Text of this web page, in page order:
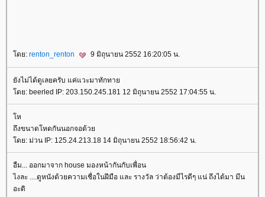
ดย: renton_renton 9 มิถุนายน 2552 16:20:05 น.
ังไม่ได้ดูเลยครับ แค่แวะมาทักทา
ดย: beerled IP: 203.150.245.181 12 มิถุนายน 2552 17:04:55 น.
ห
ถึงขนาดโหดกันนอกจอด้ว
ดย: ม่วน IP: 125.24.213.18 14 มิถุนายน 2552 18:56:42 น.
อืม... ออกมาจาก house มองหน้ากันกับเพื่อน
ไงละ ....ดูหนังด้วยความเชื่อในฝีมือ และ รางวัล ว่าต้องมีไรดีๆ แน่ ถึงได้มา มึน
อะดิ